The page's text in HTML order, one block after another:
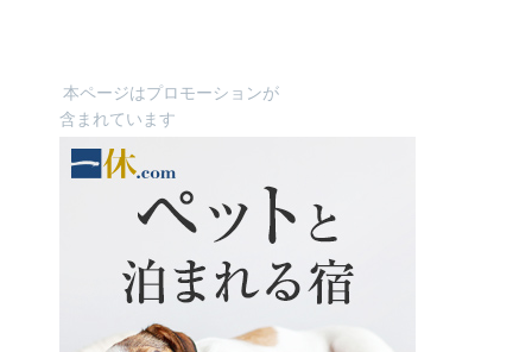
本ページはプロモーションが
含まれています